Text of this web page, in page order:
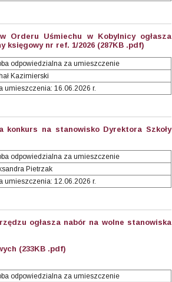
Orderu Uśmiechu w Kobylnicy ogłasza
księgowy nr ref. 1/2026 (287KB .pdf)
odpowiedzialna za umieszczenie
Kazimierski
umieszczenia: 16.06.2026 r.
na stanowisko Dyrektora Szkoły
odpowiedzialna za umieszczenie
Pietrzak
umieszczenia: 12.06.2026 r.
ogłasza nabór na wolne stanowiska
(233KB .pdf)
odpowiedzialna za umieszczenie